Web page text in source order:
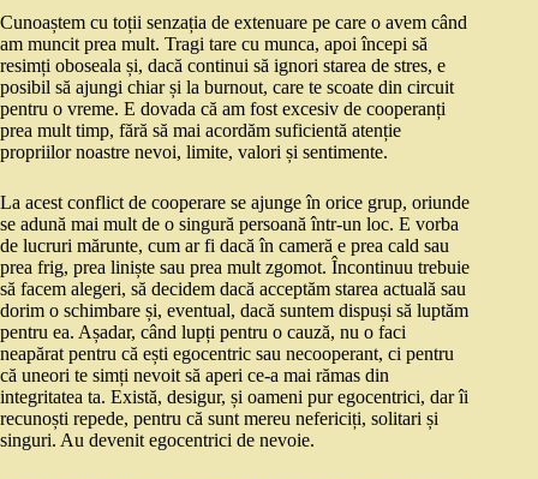
Cunoaștem cu toții senzația de extenuare pe care o avem când
am muncit prea mult. Tragi tare cu munca, apoi începi să
resimți oboseala și, dacă continui să ignori starea de stres, e
posibil să ajungi chiar și la burnout, care te scoate din circuit
pentru o vreme. E dovada că am fost excesiv de cooperanți
prea mult timp, fără să mai acordăm suficientă atenție
propriilor noastre nevoi, limite, valori și sentimente.
La acest conflict de cooperare se ajunge în orice grup, oriunde
se adună mai mult de o singură persoană într-un loc. E vorba
de lucruri mărunte, cum ar fi dacă în cameră e prea cald sau
prea frig, prea liniște sau prea mult zgomot. Încontinuu trebuie
să facem alegeri, să decidem dacă acceptăm starea actuală sau
dorim o schimbare și, eventual, dacă suntem dispuși să luptăm
pentru ea. Așadar, când lupți pentru o cauză, nu o faci
neapărat pentru că ești egocentric sau necooperant, ci pentru
că uneori te simți nevoit să aperi ce-a mai rămas din
integritatea ta. Există, desigur, și oameni pur egocentrici, dar îi
recunoști repede, pentru că sunt mereu nefericiți, solitari și
singuri. Au devenit egocentrici de nevoie.